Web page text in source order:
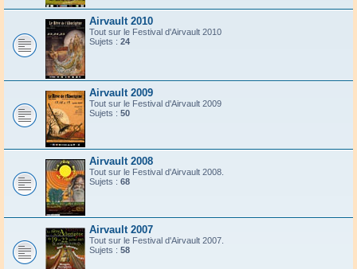
Airvault 2010
Tout sur le Festival d'Airvault 2010
Sujets : 24
Airvault 2009
Tout sur le Festival d'Airvault 2009
Sujets : 50
Airvault 2008
Tout sur le Festival d'Airvault 2008.
Sujets : 68
Airvault 2007
Tout sur le Festival d'Airvault 2007.
Sujets : 58